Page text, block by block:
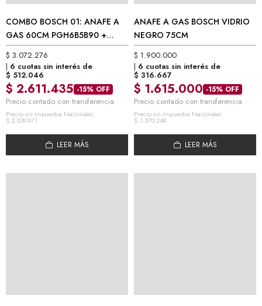
COMBO BOSCH 01: ANAFE A
GAS 60CM PGH6B5B90 +
HORNO ELÉCTRICO SERIE 4
HBA512BR0L
$ 3.072.276
Precio sin Impuestos Nacionales:
$ 2.539.071
6 cuotas sin interés de
$ 512.046
$ 2.611.435 -15% OFF
Precio contado con transferencia
LEER MÁS
ANAFE A GAS BOSCH VIDRIO
NEGRO 75CM
$ 1.900.000
Precio sin Impuestos Nacionales:
$ 1.570.248
6 cuotas sin interés de
$ 316.667
$ 1.615.000 -15% OFF
Precio contado con transferencia
LEER MÁS